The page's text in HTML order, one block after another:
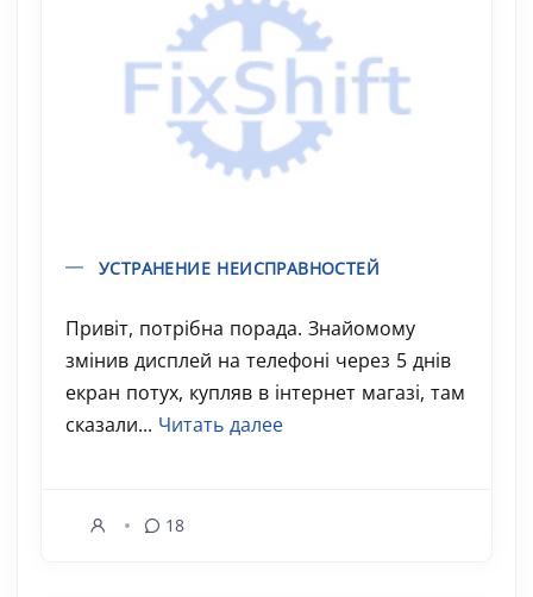
УСТРАНЕНИЕ НЕИСПРАВНОСТЕЙ
Привіт, потрібна порада. Знайомому
змінив дисплей на телефоні через 5 днів
екран потух, купляв в інтернет магазі, там
сказали... Читать далее
18